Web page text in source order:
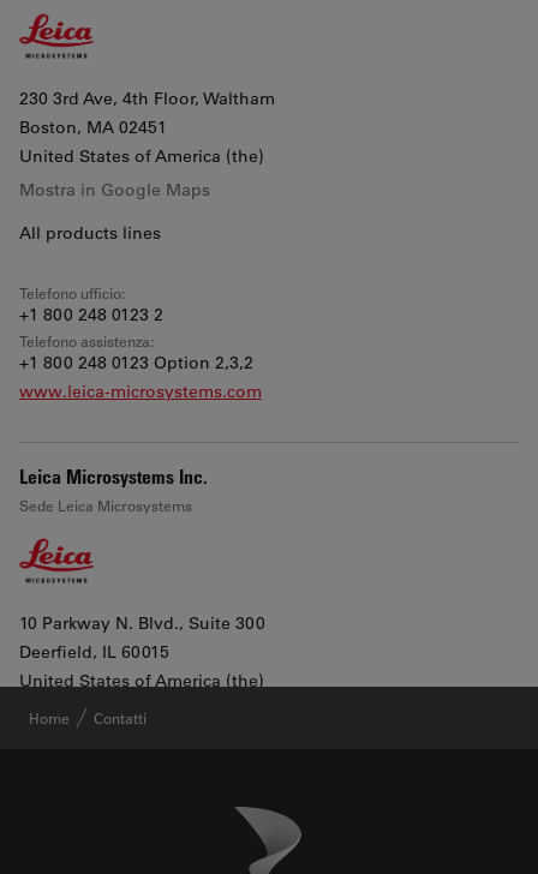
Leaflet |©
230 3rd Ave, 4th Floor, Waltham
Boston, MA 02451
United States of America (the)
Mostra in Google Maps
All products lines
Telefono ufficio:
+1 800 248 0123 2
Telefono assistenza:
+1 800 248 0123 Option 2,3,2
www.leica-microsystems.com
Leica Microsystems Inc.
Sede Leica Microsystems
10 Parkway N. Blvd., Suite 300
Deerfield, IL 60015
United States of America (the)
Mostra in Google Maps
Home Contatti
Danaher Logo